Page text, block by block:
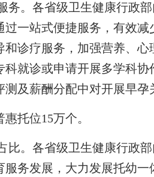
。各省级卫生健康行政部
过一站式便捷服务，有效
和诊疗服务，加强营养、
科就诊或申请开展多学科
测及薪酬分配中对开展早
托位15万个。
。各省级卫生健康行政部
服务发展，大力发展托幼